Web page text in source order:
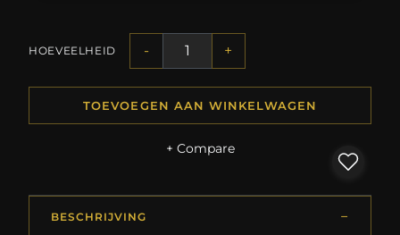
HOEVEELHEID - +
TOEVOEGEN AAN WINKELWAGEN
+ Compare
BESCHRIJVING